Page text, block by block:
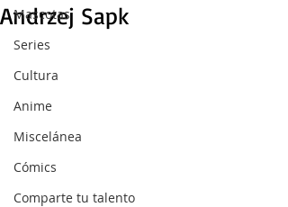
Mascotas
Series
Cultura
Anime
Miscelánea
Cómics
Comparte tu talento
Andrzej Sapk